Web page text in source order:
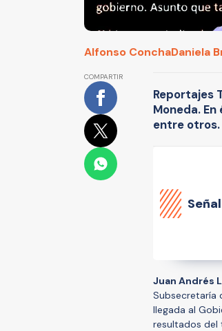
Alfonso ConchaDaniela
COMPARTIR
Reportajes
Moneda.
entre otros.
Señal
Juan Andrés
Subsecretaría
llegada al
resultados del